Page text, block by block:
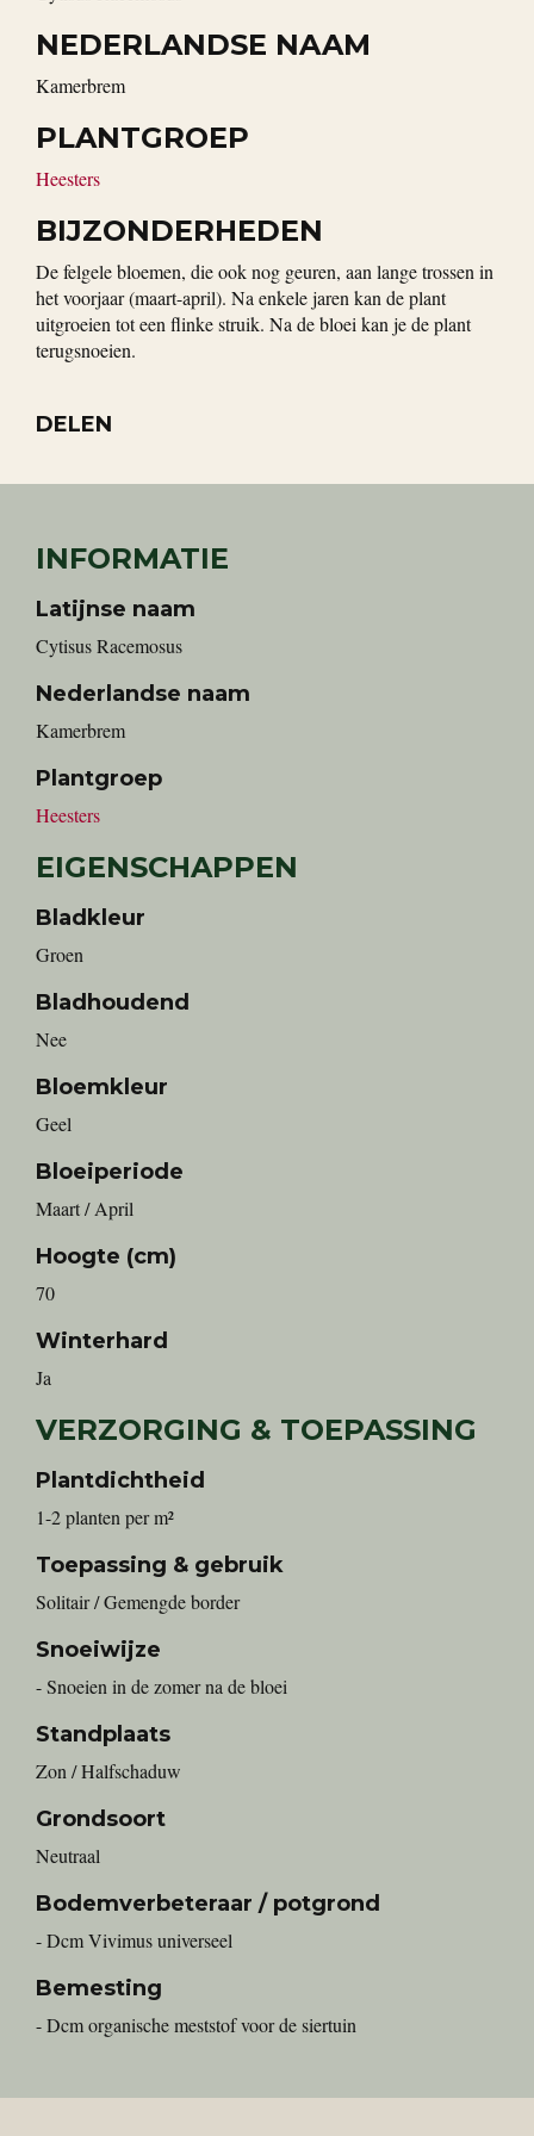
NEDERLANDSE NAAM
Kamerbrem
PLANTGROEP
Heesters
BIJZONDERHEDEN
De felgele bloemen, die ook nog geuren, aan lange trossen in
het voorjaar (maart-april). Na enkele jaren kan de plant
uitgroeien tot een flinke struik. Na de bloei kan je de plant
terugsnoeien.
DELEN
INFORMATIE
Latijnse naam
Cytisus Racemosus
Nederlandse naam
Kamerbrem
Plantgroep
Heesters
EIGENSCHAPPEN
Bladkleur
Groen
Bladhoudend
Nee
Bloemkleur
Geel
Bloeiperiode
Maart / April
Hoogte (cm)
70
Winterhard
Ja
VERZORGING & TOEPASSING
Plantdichtheid
1-2 planten per m²
Toepassing & gebruik
Solitair / Gemengde border
Snoeiwijze
- Snoeien in de zomer na de bloei
Standplaats
Zon / Halfschaduw
Grondsoort
Neutraal
Bodemverbeteraar / potgrond
- Dcm Vivimus universeel
Bemesting
- Dcm organische meststof voor de siertuin